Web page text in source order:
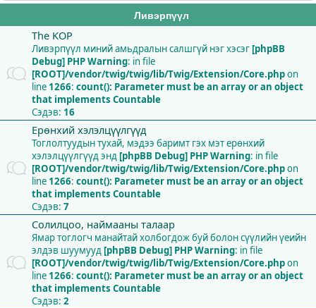
а
Ливэрпүүл
The KOP
Ливэрпүүл миний амьдралын салшгүй нэг хэсэг [phpBB
Debug] PHP Warning: in file
[ROOT]/vendor/twig/twig/lib/Twig/Extension/Core.phpon
line 1266: count(): Parameter must be an array or an object
that implements Countable
Сэдэв: 16
Ерөнхий хэлэлцүүлгүүд
Тоглолтуудын тухай, мэдээ баримт гэх мэт ерөнхий
хэлэлцүүлгүүд энд [phpBB Debug] PHP Warning: in file
[ROOT]/vendor/twig/twig/lib/Twig/Extension/Core.phpon
line 1266: count(): Parameter must be an array or an object
that implements Countable
Сэдэв: 7
Солилцоо, наймааны талаар
Ямар тоглогч манайтай холбогдож буй болон сүүлийн үеийн
элдэв шуумууд [phpBB Debug] PHP Warning: in file
[ROOT]/vendor/twig/twig/lib/Twig/Extension/Core.phpon
line 1266: count(): Parameter must be an array or an object
that implements Countable
Сэдэв: 2